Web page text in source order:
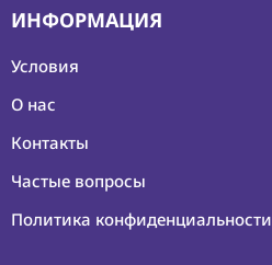
ИНФОРМАЦИЯ
Условия
О нас
Контакты
Частые вопросы
Политика конфиденциальности